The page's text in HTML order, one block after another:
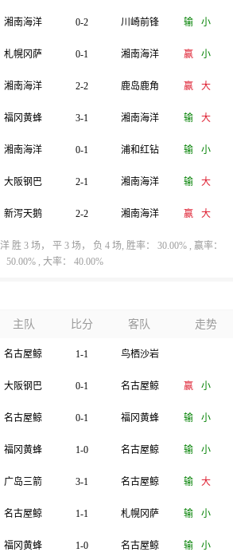
湘南海洋 0-2 川崎前锋 输 小
札幌冈萨 0-1 湘南海洋 赢 小
湘南海洋 2-2 鹿岛鹿角 赢 大
福冈黄蜂 3-1 湘南海洋 输 大
湘南海洋 0-1 浦和红钻 输 小
大阪钢巴 2-1 湘南海洋 输 大
新泻天鹅 2-2 湘南海洋 赢 大
胜 3 场， 平 3 场， 负 4 场, 胜率： 30.00% , 赢率：
50.00% , 大率： 40.00%
主队 比分 客队 走势
名古屋鲸 1-1 鸟栖沙岩
大阪钢巴 0-1 名古屋鲸 赢 小
名古屋鲸 0-1 福冈黄蜂 输 小
福冈黄蜂 1-0 名古屋鲸 输 小
广岛三箭 3-1 名古屋鲸 输 大
名古屋鲸 1-1 札幌冈萨 输 小
福冈黄蜂 1-0 名古屋鲸 输 小